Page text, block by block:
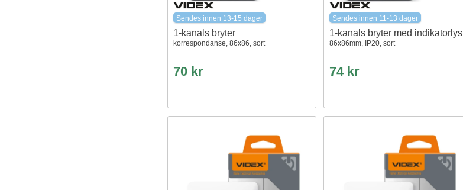
Sendes innen 13-15 dager
1-kanals bryter
korrespondanse, 86x86, sort
70 kr
Sendes innen 11-13 dager
1-kanals bryter med indikatorlys
86x86mm, IP20, sort
74 kr